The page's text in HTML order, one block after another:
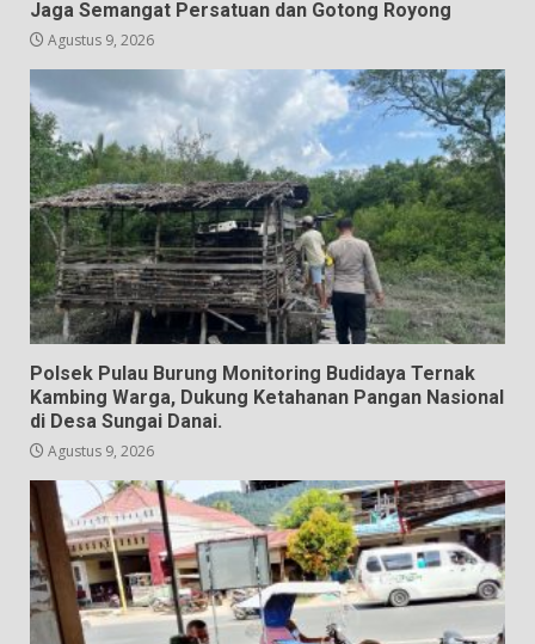
Jaga Semangat Persatuan dan Gotong Royong
Agustus 9, 2026
Polsek Pulau Burung Monitoring Budidaya Ternak
Kambing Warga, Dukung Ketahanan Pangan Nasional
di Desa Sungai Danai.
Agustus 9, 2026